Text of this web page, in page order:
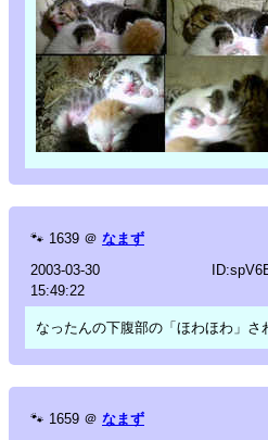
🐾 1639 ＠ なまず
2003-03-30
15:49:22
なったんの下腹部の「ほわほわ」さ
🐾 1659 ＠ なまず